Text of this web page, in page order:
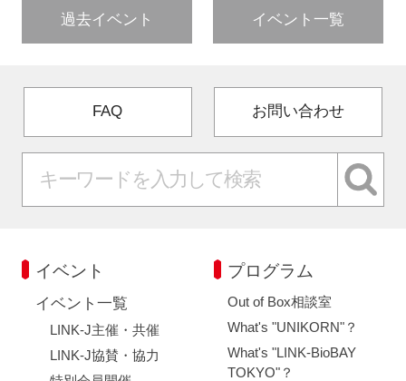
過去イベント イベント一覧
FAQ お問い合わせ
イベント
イベント一覧
LINK-J主催・共催
LINK-J協賛・協力
プログラム
Out of Box相談室
What's "UNIKORN"？
What's "LINK-BioBAY
TOKYO"？